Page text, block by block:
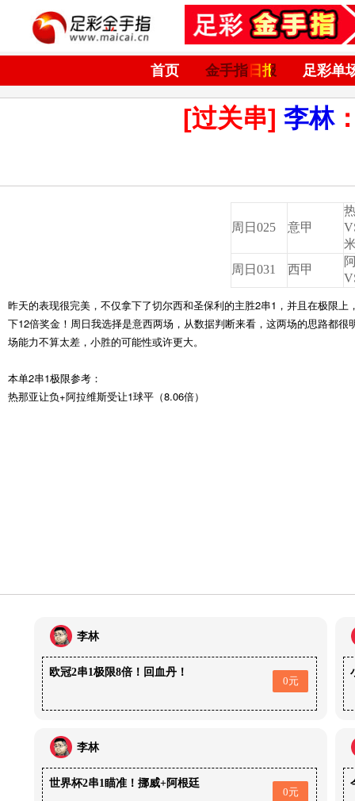
首页 金手指日报 足彩单
[过关串] 李林
周日025 意甲
周日031
西甲
昨天的表现很完美，不仅拿下了切尔西和圣保利的主胜2串1，并且在极限
下12倍奖金！周日我选择是意西两场，从数据判断来看，这两场的思路都
场能力不算太差，小胜的可能性或许更大。
本单2串1极限参考：
热那亚让负+阿拉维斯受让1球平（8.06倍）
李林
欧冠2串1极限8倍！回血丹！
0元
李林
世界杯2串1瞄准！挪威+阿根廷
0元